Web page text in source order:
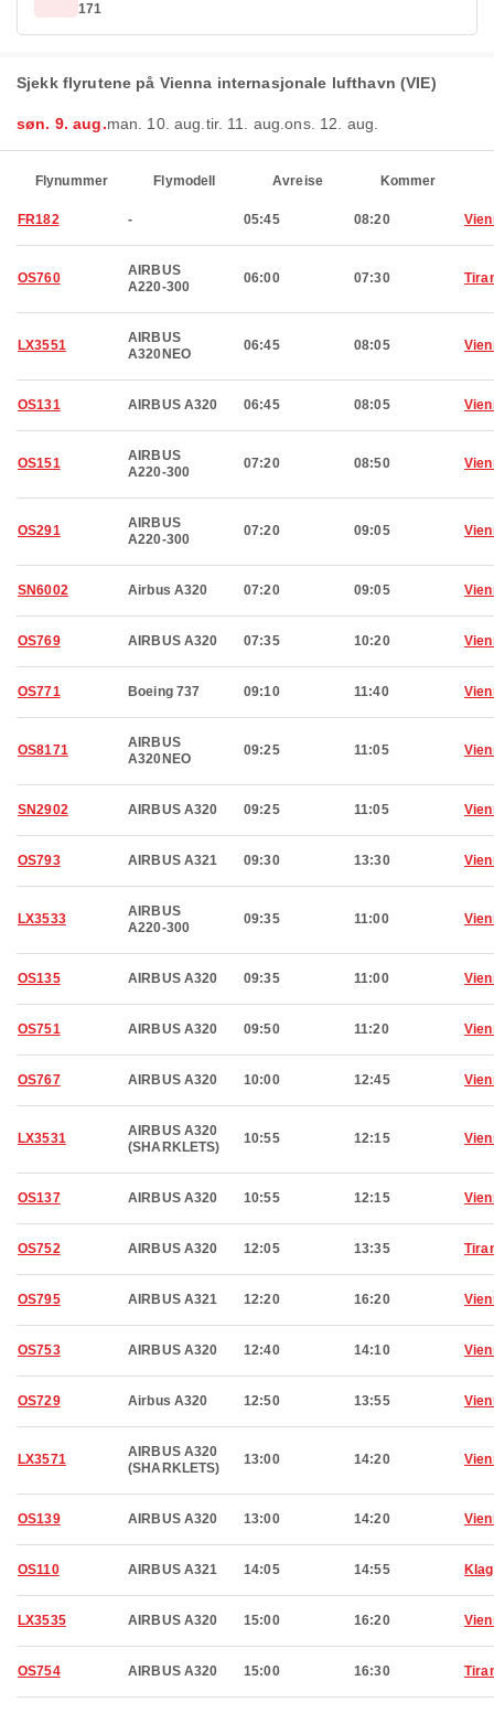
171
Sjekk flyrutene på Vienna internasjonale lufthavn (VIE)
søn. 9. aug.man. 10. aug. tir. 11. aug.ons. 12. aug.
Flynummer Flymodell Avreise Kommer
FR182 - 05:45 08:20
OS760
AIRBUS
A220-300
06:00 07:30
LX3551
AIRBUS
A320NEO
06:45 08:05
OS131 AIRBUS A320 06:45 08:05
OS151
AIRBUS
A220-300
07:20 08:50
OS291
AIRBUS
A220-300
07:20 09:05
SN6002 Airbus A320 07:20 09:05
OS769 AIRBUS A320 07:35 10:20
OS771 Boeing 737 09:10 11:40
OS8171
AIRBUS
A320NEO
09:25 11:05
SN2902 AIRBUS A320 09:25 11:05
OS793 AIRBUS A321 09:30 13:30
LX3533
AIRBUS
A220-300
09:35 11:00
OS135 AIRBUS A320 09:35 11:00
OS751 AIRBUS A320 09:50 11:20
OS767 AIRBUS A320 10:00 12:45
LX3531
AIRBUS A320
(SHARKLETS)
10:55 12:15
OS137 AIRBUS A320 10:55 12:15
OS752 AIRBUS A320 12:05 13:35
OS795 AIRBUS A321 12:20 16:20
OS753 AIRBUS A320 12:40 14:10
OS729 Airbus A320 12:50 13:55
LX3571
AIRBUS A320
(SHARKLETS)
13:00 14:20
OS139 AIRBUS A320 13:00 14:20
OS110 AIRBUS A321 14:05 14:55
LX3535 AIRBUS A320 15:00 16:20
OS754 AIRBUS A320 15:00 16:30